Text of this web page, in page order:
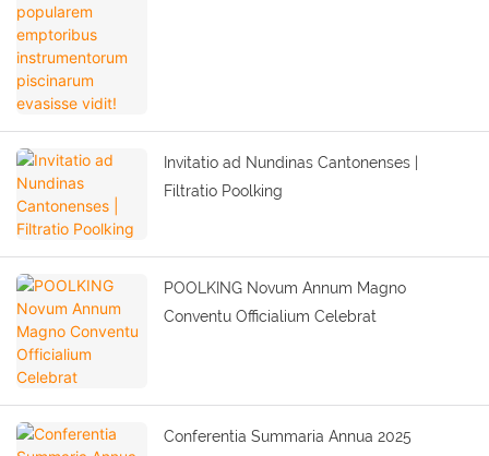
Invitatio ad Nundinas Cantonenses |
Filtratio Poolking
POOLKING Novum Annum Magno
Conventu Officialium Celebrat
Conferentia Summaria Annua 2025